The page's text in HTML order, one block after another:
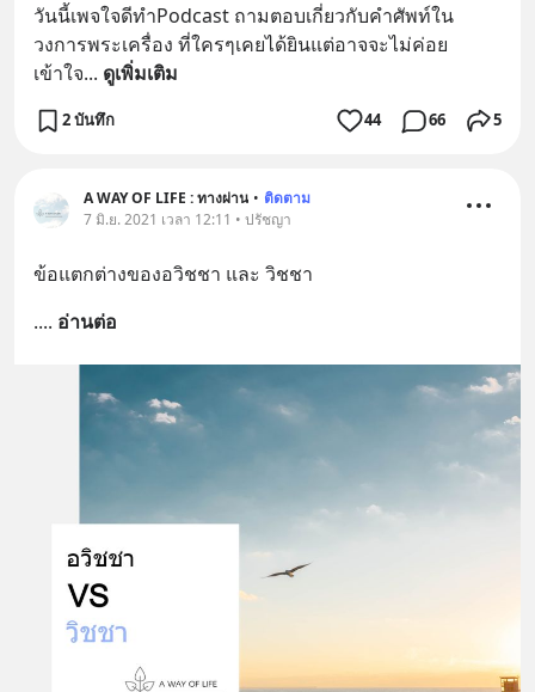
วันนี้เพจใจดีทำPodcast ถามตอบเกี่ยวกับคำศัพท์ใน
วงการพระเครื่อง ที่ใครๆเคยได้ยินแต่อาจจะไม่ค่อย
เข้าใจ... ดูเพิ่มเติม
2 บันทึก 44 66 5
A WAY OF LIFE : ทางผ่าน • ติดตาม
7 มิ.ย. 2021 เวลา 12:11 • ปรัชญา
ข้อแตกต่างของอวิชชา และ วิชชา
.... อ่านต่อ